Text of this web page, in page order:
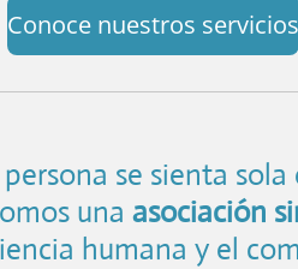
Conoce nuestros servicios
se sienta
una asociación
humana y el